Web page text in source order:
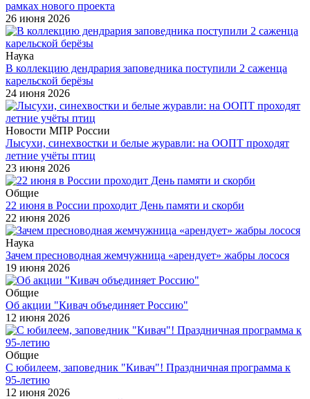
рамках нового проекта
26 июня 2026
Наука
В коллекцию дендрария заповедника поступили 2 саженца
карельской берёзы
24 июня 2026
Новости МПР России
Лысухи, синехвостки и белые журавли: на ООПТ проходят
летние учёты птиц
23 июня 2026
Общие
22 июня в России проходит День памяти и скорби
22 июня 2026
Наука
Зачем пресноводная жемчужница «арендует» жабры лосося
19 июня 2026
Общие
Об акции "Кивач объединяет Россию"
12 июня 2026
Общие
С юбилеем, заповедник "Кивач"! Праздничная программа к
95-летию
12 июня 2026